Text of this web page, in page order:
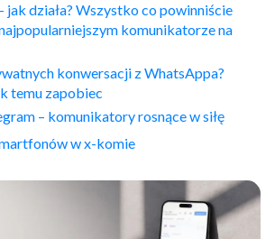
jak działa? Wszystko co powinniście
komunikatorze na
konwersacji z WhatsAppa?
temu zapobiec
– komunikatory rosnące w siłę
w x-komie